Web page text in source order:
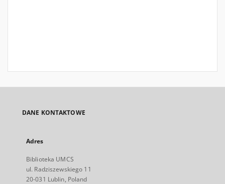
DANE KONTAKTOWE
Adres
Biblioteka UMCS
ul. Radziszewskiego 11
20-031 Lublin, Poland